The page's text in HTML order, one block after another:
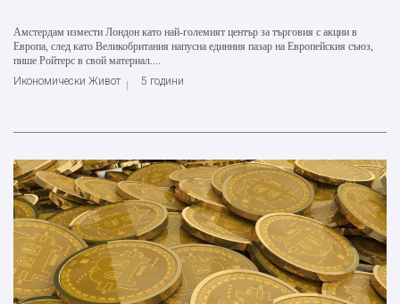
Амстердам измести Лондон като най-големият център за търговия с акции в
Европа, след като Великобритания напусна единния пазар на Европейския съюз,
пише Ройтерс в свой материал....
Икономически Живот
5 години